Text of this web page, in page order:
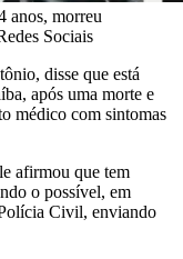
anos, morreu
Sociais
disse que está
após uma morte e
médico com sintomas
afirmou que tem
o possível, em
Civil, enviando